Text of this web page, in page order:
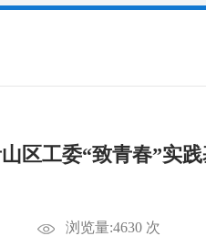
区工委“致青春”实
浏览量:4630 次